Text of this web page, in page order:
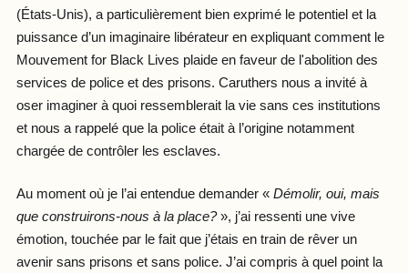
(États-Unis), a particulièrement bien exprimé le potentiel et la
puissance d’un imaginaire libérateur en expliquant comment le
Mouvement for Black Lives plaide en faveur de l'abolition des
services de police et des prisons. Caruthers nous a invité à
oser imaginer à quoi ressemblerait la vie sans ces institutions
et nous a rappelé que la police était à l’origine notamment
chargée de contrôler les esclaves.
Au moment où je l’ai entendue demander « Démolir, oui, mais
que construirons-nous à la place?», j’ai ressenti une vive
émotion, touchée par le fait que j’étais en train de rêver un
avenir sans prisons et sans police. J’ai compris à quel point la